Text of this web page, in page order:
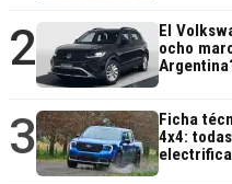
2
El
ocho
3
Ficha
4x4: